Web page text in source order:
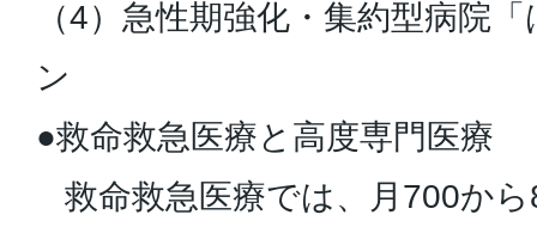
（4）急性期強化・集約型病院
ン
●救命救急医療と高度専門医療
救命救急医療では、月700か